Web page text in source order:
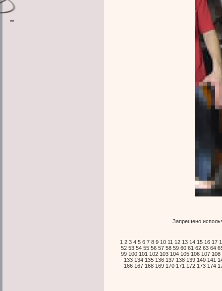
**
Запрещено
1 2 3 4 5 6 7 8 9 10 11 12 13 14 15 16 17
52 53 54 55 56 57 58 59 60 61 62 63 64
99 100 101 102 103 104 105 106 107 108
133 134 135 136 137 138 139 140 141
166 167 168 169 170 171 172 173 174